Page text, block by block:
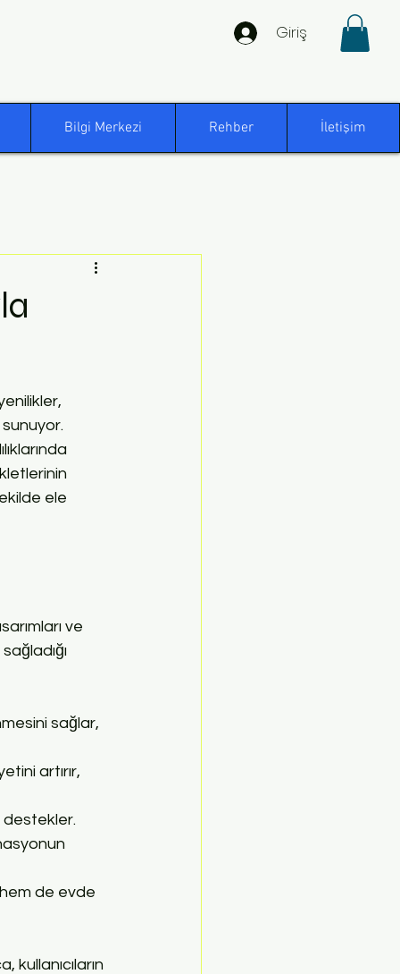
Giriş
Bilgi Merkezi Rehber İletişim
ele
ve
sağlar,
artırır,
destekler.
de evde